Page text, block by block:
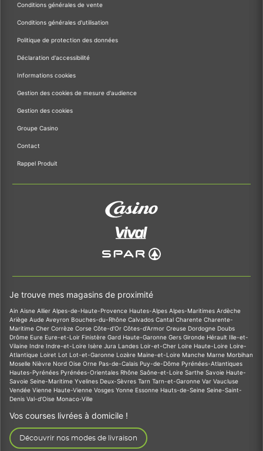
Conditions générales de vente
Conditions générales d'utilisation
Politique de protection des données
Déclaration d'accessibilité
Informations cookies
Gestion des cookies de mesure d'audience
Gestion des cookies
Groupe Casino
Contact
Rappel Produit
Je trouve mes magasins de proximité
Ain Aisne Allier Alpes-de-Haute-Provence Hautes-Alpes Alpes-Maritimes Ardèche
Ariège Aude Aveyron Bouches-du-Rhône Calvados Cantal Charente Charente-
Maritime Cher Corrèze Corse Côte-d'Or Côtes-d'Armor Creuse Dordogne Doubs
Drôme Eure Eure-et-Loir Finistère Gard Haute-Garonne Gers Gironde Hérault Ille-et-
Vilaine Indre Indre-et-Loire Isère Jura Landes Loir-et-Cher Loire Haute-Loire Loire-
Atlantique Loiret Lot Lot-et-Garonne Lozère Maine-et-Loire Manche Marne Morbihan
Moselle Nièvre Nord Oise Orne Pas-de-Calais Puy-de-Dôme Pyrénées-Atlantiques
Hautes-Pyrénées Pyrénées-Orientales Rhône Saône-et-Loire Sarthe Savoie Haute-
Savoie Seine-Maritime Yvelines Deux-Sèvres Tarn Tarn-et-Garonne Var Vaucluse
Vendée Vienne Haute-Vienne Vosges Yonne Essonne Hauts-de-Seine Seine-Saint-
Denis Val-d'Oise Monaco-Ville
Vos courses livrées à domicile !
Découvrir nos modes de livraison